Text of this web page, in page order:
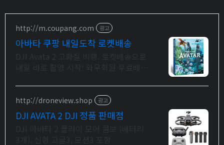
http://m.coupang.com 광고
아바타 쿠팡 내일도착 로켓배송
서!
http://droneview.shop 광고
DJI AVATA 2 DJI 정품 판매점